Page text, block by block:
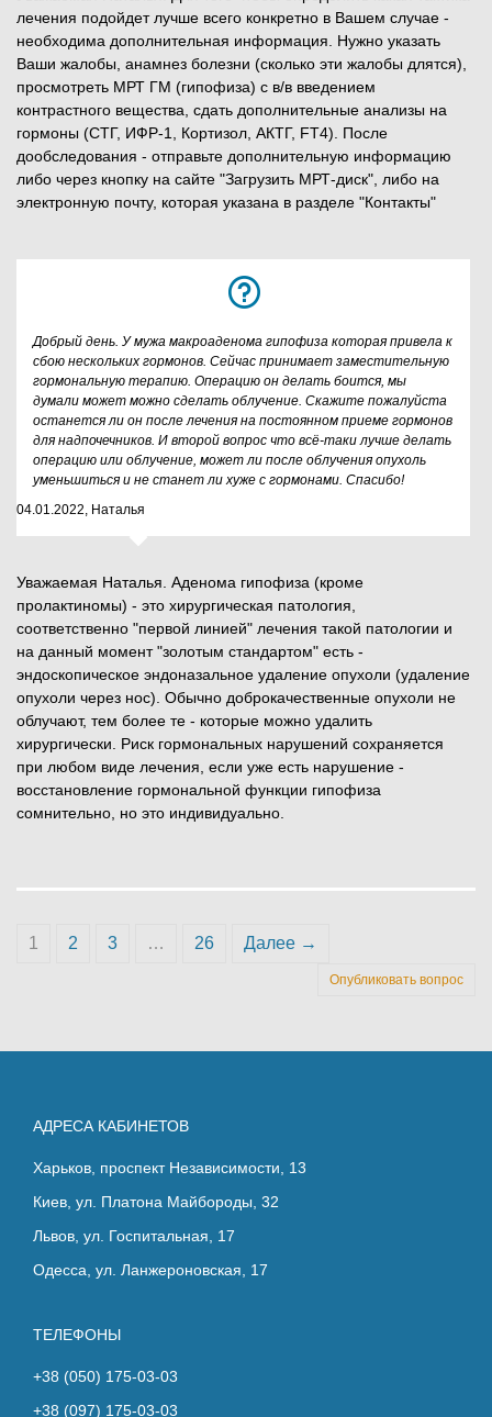
лечения подойдет лучше всего конкретно в Вашем случае -
необходима дополнительная информация. Нужно указать
Ваши жалобы, анамнез болезни (сколько эти жалобы длятся),
просмотреть МРТ ГМ (гипофиза) с в/в введением
контрастного вещества, сдать дополнительные анализы на
гормоны (СТГ, ИФР-1, Кортизол, АКТГ, FT4). После
дообследования - отправьте дополнительную информацию
либо через кнопку на сайте "Загрузить МРТ-диск", либо на
электронную почту, которая указана в разделе "Контакты"
Добрый день. У мужа макроаденома гипофиза которая привела к
сбою нескольких гормонов. Сейчас принимает заместительную
гормональную терапию. Операцию он делать боится, мы
думали может можно сделать облучение. Скажите пожалуйста
останется ли он после лечения на постоянном приеме гормонов
для надпочечников. И второй вопрос что всё-таки лучше делать
операцию или облучение, может ли после облучения опухоль
уменьшиться и не станет ли хуже с гормонами. Спасибо!
04.01.2022, Наталья
Уважаемая Наталья. Аденома гипофиза (кроме
пролактиномы) - это хирургическая патология,
соответственно "первой линией" лечения такой патологии и
на данный момент "золотым стандартом" есть -
эндоскопическое эндоназальное удаление опухоли (удаление
опухоли через нос). Обычно доброкачественные опухоли не
облучают, тем более те - которые можно удалить
хирургически. Риск гормональных нарушений сохраняется
при любом виде лечения, если уже есть нарушение -
восстановление гормональной функции гипофиза
сомнительно, но это индивидуально.
1 2 3 … 26 Далее →
Опубликовать вопрос
АДРЕСА КАБИНЕТОВ
Харьков, проспект Независимости, 13
Киев, ул. Платона Майбороды, 32
Львов, ул. Госпитальная, 17
Одесса, ул. Ланжероновская, 17
ТЕЛЕФОНЫ
+38 (050) 175-03-03
+38 (097) 175-03-03